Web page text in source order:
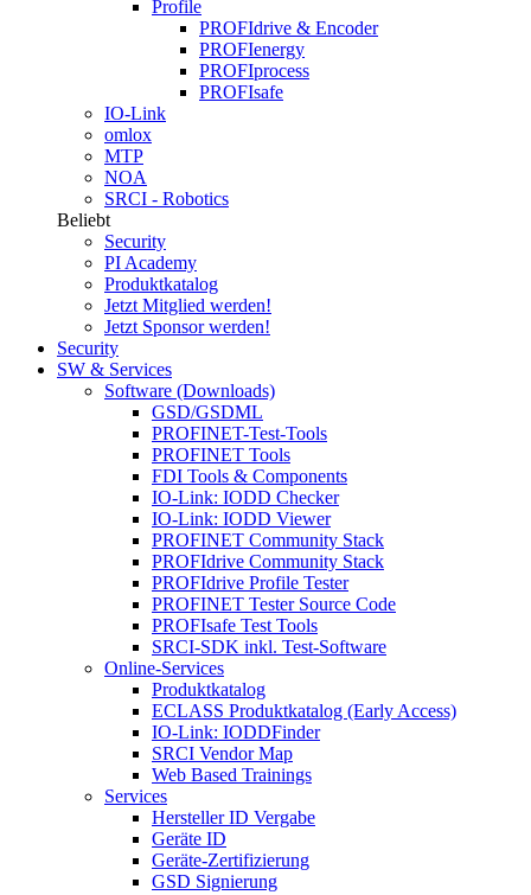
Profile
PROFIdrive & Encoder
PROFIenergy
PROFIprocess
PROFIsafe
IO-Link
omlox
MTP
NOA
SRCI - Robotics
Beliebt
Security
PI Academy
Produktkatalog
Jetzt Mitglied werden!
Jetzt Sponsor werden!
Security
SW & Services
Software (Downloads)
GSD/GSDML
PROFINET-Test-Tools
PROFINET Tools
FDI Tools & Components
IO-Link: IODD Checker
IO-Link: IODD Viewer
PROFINET Community Stack
PROFIdrive Community Stack
PROFIdrive Profile Tester
PROFINET Tester Source Code
PROFIsafe Test Tools
SRCI-SDK inkl. Test-Software
Online-Services
Produktkatalog
ECLASS Produktkatalog (Early Access)
IO-Link: IODDFinder
SRCI Vendor Map
Web Based Trainings
Services
Hersteller ID Vergabe
Geräte ID
Geräte-Zertifizierung
GSD Signierung